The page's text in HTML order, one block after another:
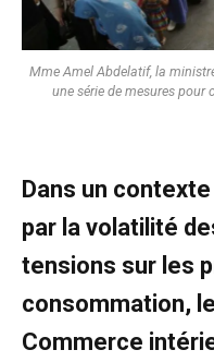
Mme Amel Abdelatif, la
une série de mesures pour
Dans un
par la volatilité
tensions sur les
consommation,
Commerce